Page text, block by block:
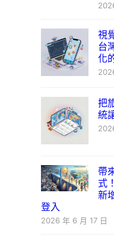
視
台
化
把
統
帶
式
新
登入
2026 年 6 月 17 日